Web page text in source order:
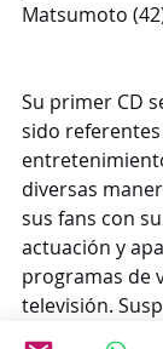
Matsumoto
Su primer CD
sido
diversas
sus fans con
actuación y
programas de
televisión.
actividades